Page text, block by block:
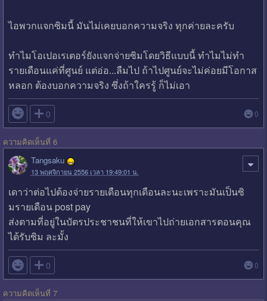
ไอพวกแจกซิมนี้ มันไม่เคยบอกความจริง ทุกค่ายละครับ
ทำไมโอเปอเรเตอร์ยังแจกจ่ายซิมโดยวิธีแบบนี้ ทำไมไม่ทำ
รายเดือนแค่ที่ศูนย์ แต่อ่อ...ลืมไป ถ้าไปศูนย์จะไม่ค่อยมีโอกาส
หลอก ต้องบอกความจริง ซึ่งถ้าใครรู้ ก็ไม่เอา
 0 0
ความคิดเห็นที่ 6
Tangsaku
13 พฤศจิกายน 2556 เวลา 19:49:01 น.
เดาว่าต่อไปต้องจ่ายรายเดือนทุกเดือนละนะเพราะมันเป็นซิ
มรายเดือน post pay
ส่งตามที่อยู่ในบัตรประชาชนที่ให้เขาไปถ่ายเอกสารตอนคุณ
ได้รับซิม ละมั้ง
 0 0
ความคิดเห็นที่ 7